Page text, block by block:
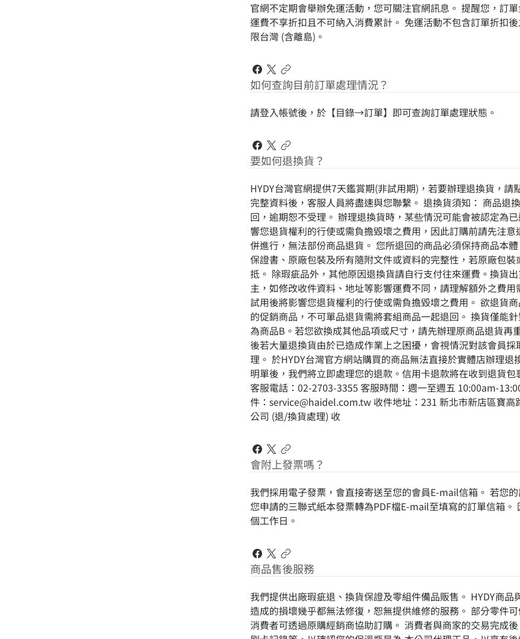
官網不定期會舉辦免運活動，您可關注官網訊息。 提醒您，訂
運費不享折扣且不可納入消費累計。 免運活動不包含訂單折扣
限台灣 (含離島)。
如何查詢目前訂單處理情況？
請登入帳號後，於【目錄→訂單】即可查詢訂單處理狀態。
要如何退換貨？
HYDY台灣官網提供7天鑑賞期(非試用期)，若要辦理退換貨，
完整資料後，客服人員將盡速與您聯繫。 退換貨須知： 商品退
回，逾期恕不受理。 辦理退換貨時，某些情況可能會被認定為
響您退貨權利的行使或需負擔毀壞之費用，因此訂購前請先注
併進行，無法部份商品退貨。 您所退回的商品必須保持商品本
保證書、原廠包裝及所有隨附文件或資料的完整性，若原廠包
抵。 除瑕疵品外，其他原因退換貨請自行支付往來運費。換貨
主，如修改收件資料、地址等影響運費不同，請理解額外之費用
試用後將影響您退貨權利的行使或需負擔毀壞之費用。 欲退貨
的促銷商品，不可單品退貨需將套組商品一起退回。 換貨僅能
為商品B。若您欲換成其他品項或尺寸，請先辦理原商品退貨再
後若大量退換貨由於已造成作業上之困擾，會視情況對該會員
理。 於HYDY台灣官方網站購買的商品無法直接於實體店辦理
明單後，我們將立即處理您的退款。信用卡退款將在收到退貨包
客服電話：02-2703-3355 客服時間：週一至週五 10:00am-
件：service@haidel.com.tw 收件地址：231 新北市新店區寶高
公司 (退/換貨處理) 收
會附上發票嗎？
我們採用電子發票，會直接寄送至您的會員E-mail信箱。 若您
您申請的三聯式紙本發票轉為PDF檔E-mail至填寫的訂單信箱
個工作日。
商品售後服務
我們提供出廠瑕疵退、換貨保證及零組件備品販售。 HYDY商
造成的損壞幾乎都無法修復，恕無提供維修的服務。 部分零件
消費者可透過原購經銷商協助訂購。 消費者與商家的交易完成